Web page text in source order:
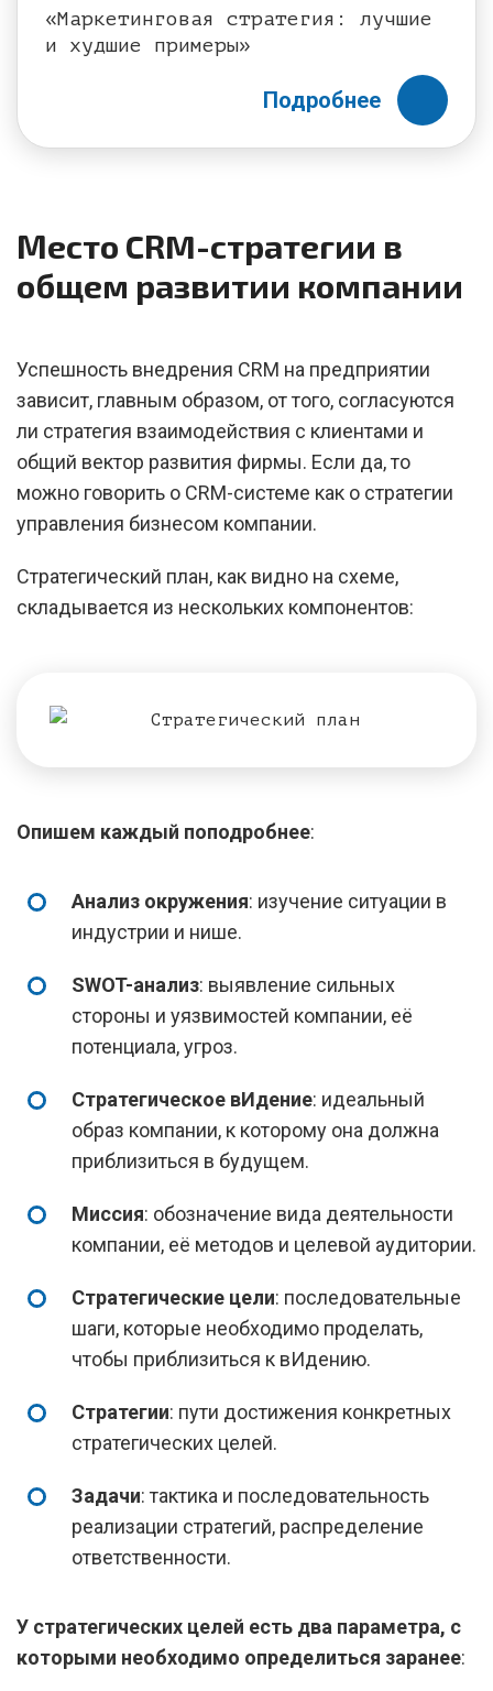
«Маркетинговая стратегия: лучшие
и худшие примеры»
Подробнее
Место CRM-стратегии в
общем развитии компании
Успешность внедрения CRM на предприятии
зависит, главным образом, от того, согласуются
ли стратегия взаимодействия с клиентами и
общий вектор развития фирмы. Если да, то
можно говорить о CRM-системе как о стратегии
управления бизнесом компании.
Стратегический план, как видно на схеме,
складывается из нескольких компонентов:
Опишем каждый поподробнее:
Анализ окружения: изучение ситуации в
индустрии и нише.
SWOT-анализ: выявление сильных
стороны и уязвимостей компании, её
потенциала, угроз.
Стратегическое вИдение: идеальный
образ компании, к которому она должна
приблизиться в будущем.
Миссия: обозначение вида деятельности
компании, её методов и целевой аудитории.
Стратегические цели: последовательные
шаги, которые необходимо проделать,
чтобы приблизиться к вИдению.
Стратегии: пути достижения конкретных
стратегических целей.
Задачи: тактика и последовательность
реализации стратегий, распределение
ответственности.
У стратегических целей есть два параметра, с
которыми необходимо определиться заранее: